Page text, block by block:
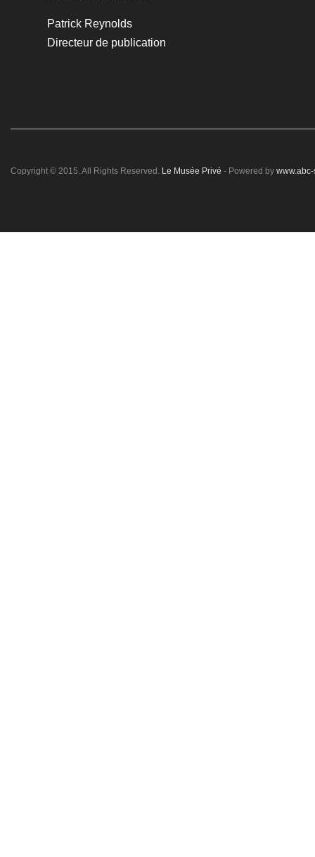
Patrick Reynolds
Directeur de publication
Copyright © 2015. All Rights Reserved. Le Musée Privé - Powered by